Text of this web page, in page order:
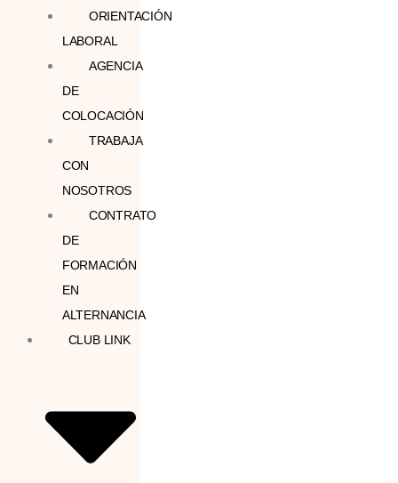
ORIENTACIÓN
LABORAL
AGENCIA
DE
COLOCACIÓN
TRABAJA
CON
NOSOTROS
CONTRATO
DE
FORMACIÓN
EN
ALTERNANCIA
CLUB LINK